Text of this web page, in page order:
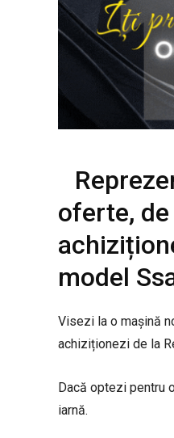
oferte,
model
Visezi la o mașină
achiziționezi de la
Dacă optezi pentru
iarnă.